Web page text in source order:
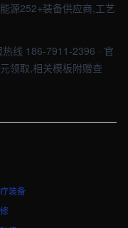
源252+装备供应商,工艺
热线 186-7911-2396 · 官
领取,相关模板附赠查
装备